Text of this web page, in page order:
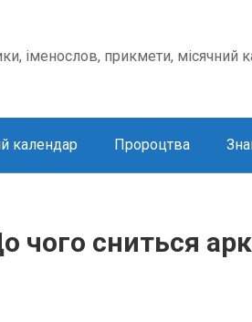
іменослов, прикмети, місячний
календар Пророцтва
чого сниться